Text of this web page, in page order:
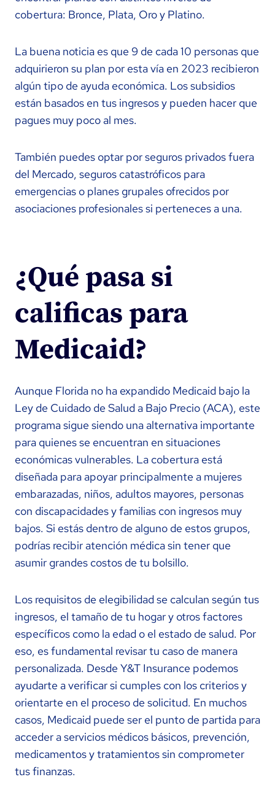
cobertura: Bronce, Plata, Oro y Platino.
La buena noticia es que 9 de cada 10 personas que
adquirieron su plan por esta vía en 2023 recibieron
algún tipo de ayuda económica. Los subsidios
están basados en tus ingresos y pueden hacer que
pagues muy poco al mes.
También puedes optar por seguros privados fuera
del Mercado, seguros catastróficos para
emergencias o planes grupales ofrecidos por
asociaciones profesionales si perteneces a una.
¿Qué pasa si
calificas para
Medicaid?
Aunque Florida no ha expandido Medicaid bajo la
Ley de Cuidado de Salud a Bajo Precio (ACA), este
programa sigue siendo una alternativa importante
para quienes se encuentran en situaciones
económicas vulnerables. La cobertura está
diseñada para apoyar principalmente a mujeres
embarazadas, niños, adultos mayores, personas
con discapacidades y familias con ingresos muy
bajos. Si estás dentro de alguno de estos grupos,
podrías recibir atención médica sin tener que
asumir grandes costos de tu bolsillo.
Los requisitos de elegibilidad se calculan según tus
ingresos, el tamaño de tu hogar y otros factores
específicos como la edad o el estado de salud. Por
eso, es fundamental revisar tu caso de manera
personalizada. Desde Y&T Insurance podemos
ayudarte a verificar si cumples con los criterios y
orientarte en el proceso de solicitud. En muchos
casos, Medicaid puede ser el punto de partida para
acceder a servicios médicos básicos, prevención,
medicamentos y tratamientos sin comprometer
tus finanzas.